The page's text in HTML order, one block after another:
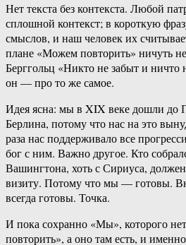
Нет текста без контекста. Любой
сплошной контекст; в короткую
смыслов, и наш человек их
плане «Можем повторить» ничуть
Берггольц «Никто не забыт и ничто
он — про то же самое.
Идея ясна: мы в XIX веке дошли до
Берлина, потому что нас на это
раза нас поддерживало все
бог с ним. Важно другое. Кто
Вашингтона, хоть с Сириуса,
визиту. Потому что мы — готовы.
всегда готовы. Точка.
И пока сохранно «Мы», которого
повторить», а оно там есть, и